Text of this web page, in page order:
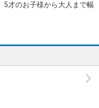
5才のお子様から大人まで幅